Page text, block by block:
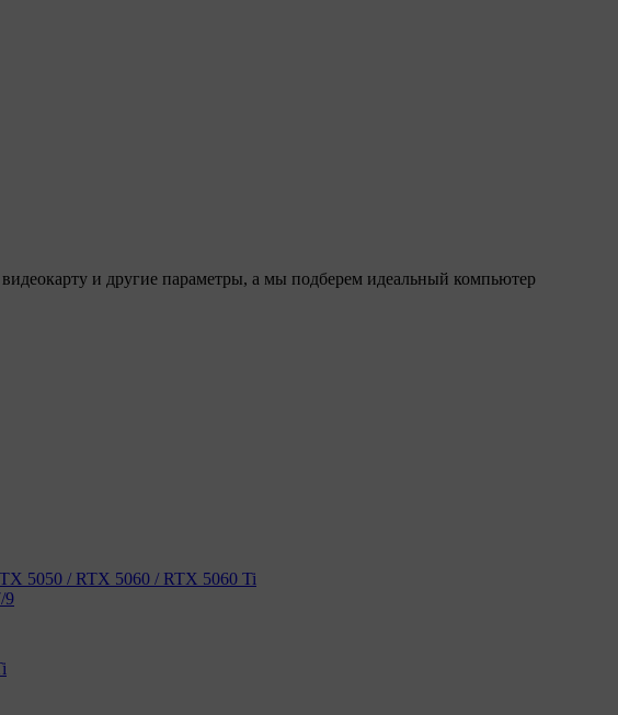
и другие параметры, а мы подберем идеальный компьютер
5050 / RTX 5060 / RTX 5060 Ti
9